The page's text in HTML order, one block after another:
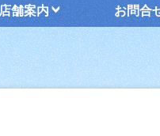
舗案内 お問合